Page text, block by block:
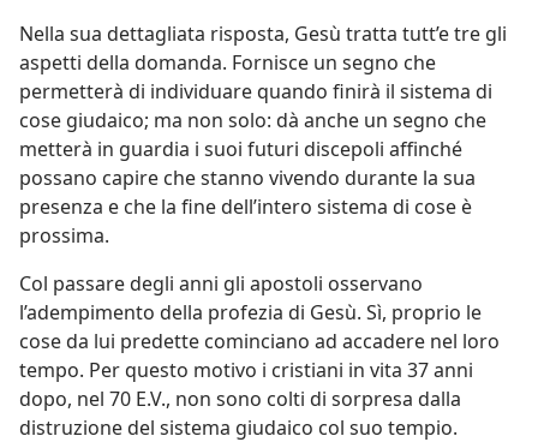
Nella sua dettagliata risposta, Gesù tratta tutt’e tre gli
aspetti della domanda. Fornisce un segno che
permetterà di individuare quando finirà il sistema di
cose giudaico; ma non solo: dà anche un segno che
metterà in guardia i suoi futuri discepoli affinché
possano capire che stanno vivendo durante la sua
presenza e che la fine dell’intero sistema di cose è
prossima.
Col passare degli anni gli apostoli osservano
l’adempimento della profezia di Gesù. Sì, proprio le
cose da lui predette cominciano ad accadere nel loro
tempo. Per questo motivo i cristiani in vita 37 anni
dopo, nel 70 E.V., non sono colti di sorpresa dalla
distruzione del sistema giudaico col suo tempio.